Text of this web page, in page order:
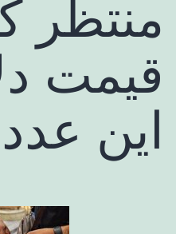
منتظر
قیمت
این